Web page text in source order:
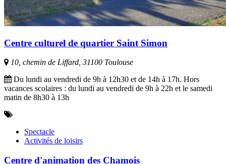
Centre culturel de quartier Saint Simon
10, chemin de Liffard, 31100 Toulouse
Du lundi au vendredi de 9h à 12h30 et de 14h à 17h. Hors
vacances scolaires : du lundi au vendredi de 9h à 22h et le samedi
matin de 8h30 à 13h
Spectacle
Activités de loisirs
Centre d'animation des Chamois